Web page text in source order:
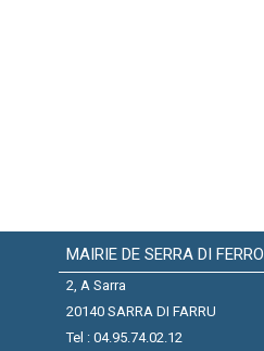
MAIRIE DE SERRA DI FERRO
2, A Sarra
20140 SARRA DI FARRU
Tel : 04.95.74.02.12